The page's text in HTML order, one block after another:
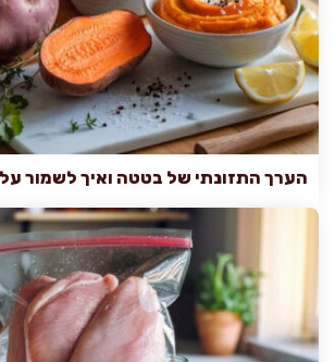
הערך התזונתי של בטטה ואיך לשמור